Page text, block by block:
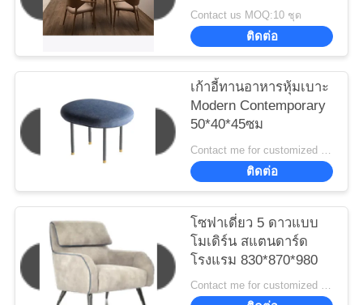
Contact us MOQ:10 ชุด
ติดต่อ
เก้าอี้ทานอาหารหุ้มเบาะ
Modern Contemporary
50*40*45ซม
Contact me for customized MOQ:10
ติดต่อ
โซฟาเดี่ยว 5 ดาวแบบ
โมเดิร์น สแตนดาร์ด
โรงแรม 830*870*980
Contact me for customized MOQ:10